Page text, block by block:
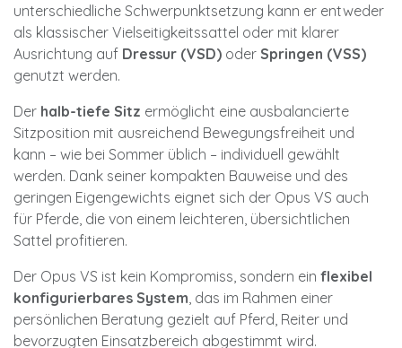
unterschiedliche Schwerpunktsetzung kann er entweder
als klassischer Vielseitigkeitssattel oder mit klarer
Ausrichtung auf Dressur (VSD) oder Springen (VSS)
genutzt werden.
Der halb-tiefe Sitz ermöglicht eine ausbalancierte
Sitzposition mit ausreichend Bewegungsfreiheit und
kann – wie bei Sommer üblich – individuell gewählt
werden. Dank seiner kompakten Bauweise und des
geringen Eigengewichts eignet sich der Opus VS auch
für Pferde, die von einem leichteren, übersichtlichen
Sattel profitieren.
Der Opus VS ist kein Kompromiss, sondern ein flexibel
konfigurierbares System , das im Rahmen einer
persönlichen Beratung gezielt auf Pferd, Reiter und
bevorzugten Einsatzbereich abgestimmt wird.